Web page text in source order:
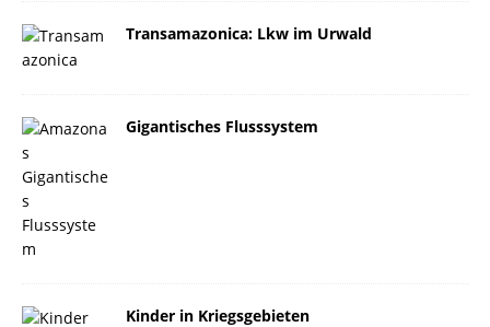
Transamazonica: Lkw im Urwald
Gigantisches Flusssystem
Kinder in Kriegsgebieten